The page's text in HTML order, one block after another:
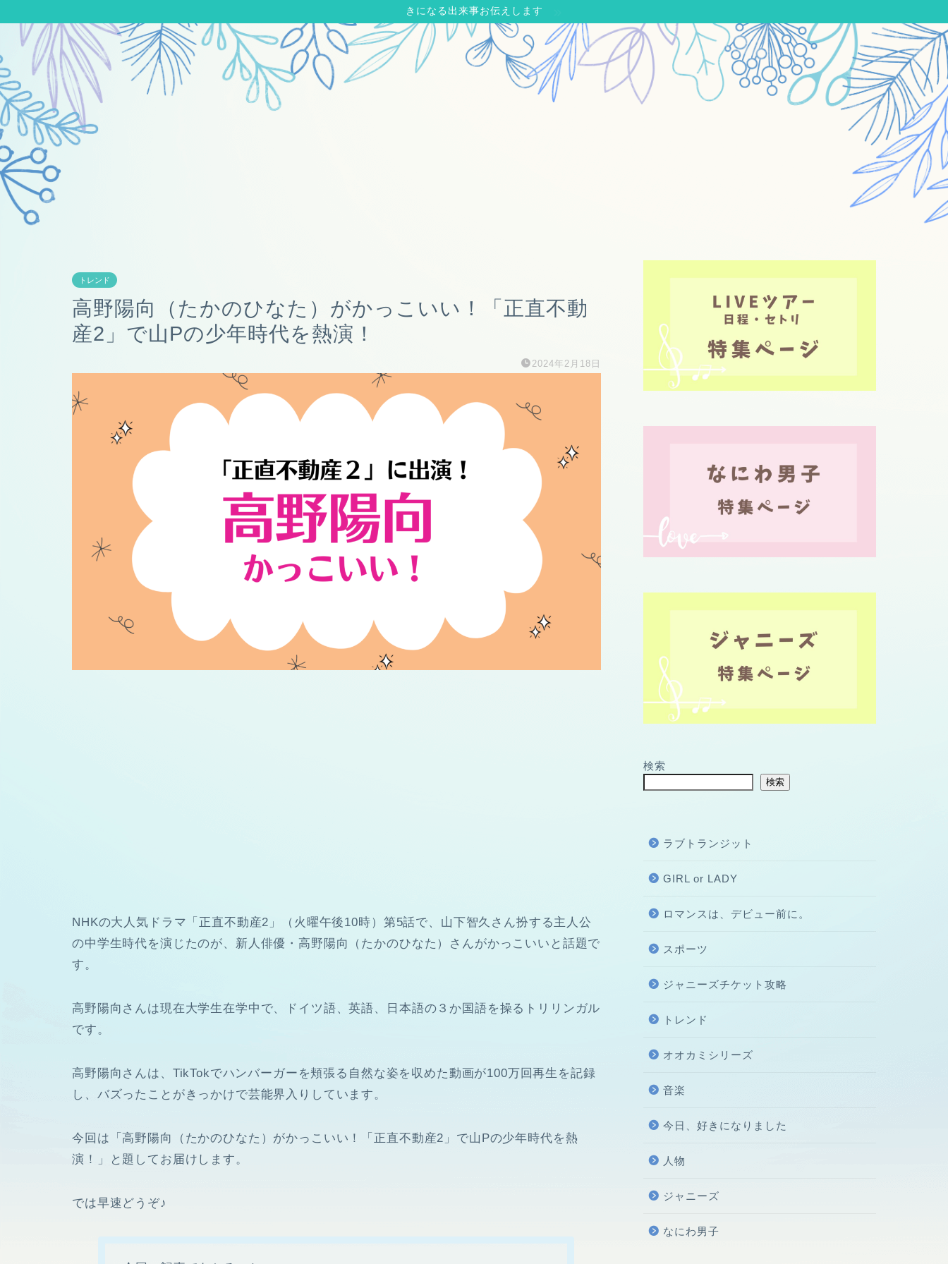
きになる出来事お伝えします
トレンド
高野陽向（たかのひなた）がかっこいい！「正直不動
産2」で山Pの少年時代を熱演！
2024年2月18日
NHKの大人気ドラマ「正直不動産2」（火曜午後10時）第5話で、山下智久さん扮する主人公
の中学生時代を演じたのが、新人俳優・高野陽向（たかのひなた）さんがかっこいいと話題で
す。
高野陽向さんは現在大学生在学中で、ドイツ語、英語、日本語の３か国語を操るトリリンガル
です。
高野陽向さんは、TikTokでハンバーガーを頬張る自然な姿を収めた動画が100万回再生を記録
し、バズったことがきっかけで芸能界入りしています。
今回は「高野陽向（たかのひなた）がかっこいい！「正直不動産2」で山Pの少年時代を熱
演！」と題してお届けします。
では早速どうぞ♪
検索
検索
ラブトランジット
GIRL or LADY
ロマンスは、デビュー前に。
スポーツ
ジャニーズチケット攻略
トレンド
オオカミシリーズ
音楽
今日、好きになりました
人物
ジャニーズ
なにわ男子